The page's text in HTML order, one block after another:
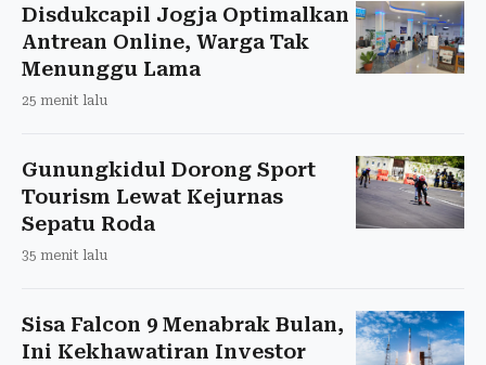
Disdukcapil Jogja Optimalkan
Antrean Online, Warga Tak
Menunggu Lama
25 menit lalu
Gunungkidul Dorong Sport
Tourism Lewat Kejurnas
Sepatu Roda
35 menit lalu
Sisa Falcon 9 Menabrak Bulan,
Ini Kekhawatiran Investor